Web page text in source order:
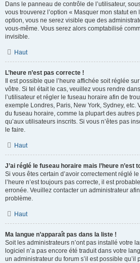
Dans le panneau de contrôle de l’utilisateur,
vous trouverez l’option « Masquer mon statut en
option, vous ne serez visible que des
vous-même. Vous serez alors comptabilisé
invisible.
Haut
L’heure n’est pas correcte !
Il est possible que l’heure affichée soit réglée
vôtre. Si tel était le cas, veuillez vous rendre
l’utilisateur et régler le fuseau horaire afin de
exemple Londres, Paris, New York, Sydney, etc.
du fuseau horaire, comme la plupart des autres
qu’aux utilisateurs inscrits. Si vous n’êtes pas
le faire.
Haut
J’ai réglé le fuseau horaire mais l’heure n’est
Si vous êtes certain d’avoir correctement réglé
l’heure n’est toujours pas correcte, il est
erronée. Veuillez contacter un administrateur
problème.
Haut
Ma langue n’apparaît pas dans la liste !
Soit les administrateurs n’ont pas installé votre
logiciel n’a pas encore été traduit dans votre
un administrateur du forum s’il est possible